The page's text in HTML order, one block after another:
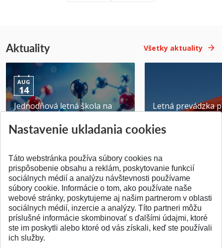
Aktuality Všetky aktuality
AUG
14
Jednodňová letná škola na
Pridané 28.07.2026
Letná prevádzka
Pridané 23.06.2026
SPÄŤ NA VRCH
Nastavenie ukladania cookies
Táto webstránka používa súbory cookies na
prispôsobenie obsahu a reklám, poskytovanie funkcií
sociálnych médií a analýzu návštevnosti používame
súbory cookie. Informácie o tom, ako používate naše
webové stránky, poskytujeme aj našim partnerom v oblasti
sociálnych médií, inzercie a analýzy. Títo partneri môžu
príslušné informácie skombinovať s ďalšími údajmi, ktoré
ste im poskytli alebo ktoré od vás získali, keď ste používali
ich služby.